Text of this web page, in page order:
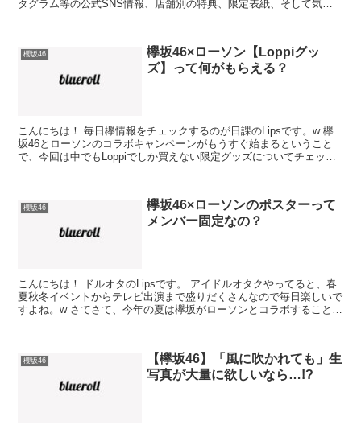
タグラム等の公式SNS情報、店舗別の特典、限定表紙、そして気に
櫻坂46
欅坂46×ローソン【Loppiグッ
ズ】って何がもらえる？
こんにちは！ 毎日欅情報をチェックするのが日課のLipsです。w 欅
坂46とローソンのコラボキャンペーンがもうすぐ始まるということ
で、今回は中でもLoppiでしか買えない限定グッズについてチェック
櫻坂46
欅坂46×ローソンのポスターって
メンバー固定なの？
こんにちは！ ドルオタのLipsです。 アイドルオタクやってると、春
夏秋冬イベントからテレビ出演まで盛りだくさんなので毎日楽しいで
すよね。w さてさて、今年の夏は欅坂がローソンとコラボすることが
櫻坂46
【欅坂46】「風に吹かれても」生
写真が大量に欲しいなら…!?